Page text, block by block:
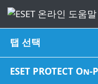
탭 선택
ESET PROTECT